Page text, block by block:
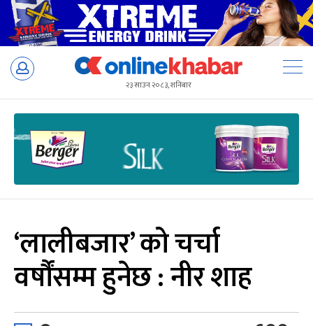
Skip
२३ साउन २०८३, शनिबार
‘लालीबजार’ को चर्चा
वर्षौंसम्म हुनेछ : नीर शाह